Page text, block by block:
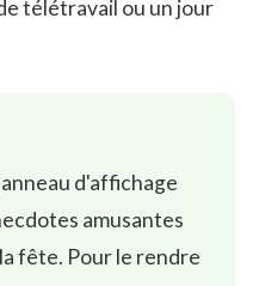
télétravail ou un jour
d'affichage
amusantes
fête. Pour le rendre